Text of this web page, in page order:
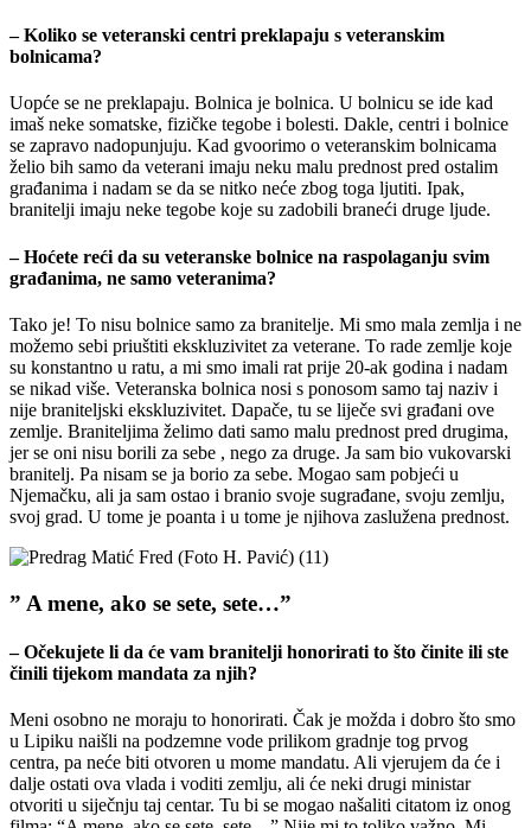
– Koliko se veteranski centri preklapaju s veteranskim
bolnicama?
Uopće se ne preklapaju. Bolnica je bolnica. U bolnicu se ide kad
imaš neke somatske, fizičke tegobe i bolesti. Dakle, centri i bolnice
se zapravo nadopunjuju. Kad gvoorimo o veteranskim bolnicama
želio bih samo da veterani imaju neku malu prednost pred ostalim
građanima i nadam se da se nitko neće zbog toga ljutiti. Ipak,
branitelji imaju neke tegobe koje su zadobili braneći druge ljude.
– Hoćete reći da su veteranske bolnice na raspolaganju svim
građanima, ne samo veteranima?
Tako je! To nisu bolnice samo za branitelje. Mi smo mala zemlja i ne
možemo sebi priuštiti ekskluzivitet za veterane. To rade zemlje koje
su konstantno u ratu, a mi smo imali rat prije 20-ak godina i nadam
se nikad više. Veteranska bolnica nosi s ponosom samo taj naziv i
nije braniteljski ekskluzivitet. Dapače, tu se liječe svi građani ove
zemlje. Braniteljima želimo dati samo malu prednost pred drugima,
jer se oni nisu borili za sebe , nego za druge. Ja sam bio vukovarski
branitelj. Pa nisam se ja borio za sebe. Mogao sam pobjeći u
Njemačku, ali ja sam ostao i branio svoje sugrađane, svoju zemlju,
svoj grad. U tome je poanta i u tome je njihova zaslužena prednost.
” A mene, ako se sete, sete…”
– Očekujete li da će vam branitelji honorirati to što činite ili ste
činili tijekom mandata za njih?
Meni osobno ne moraju to honorirati. Čak je možda i dobro što smo
u Lipiku naišli na podzemne vode prilikom gradnje tog prvog
centra, pa neće biti otvoren u mome mandatu. Ali vjerujem da će i
dalje ostati ova vlada i voditi zemlju, ali će neki drugi ministar
otvoriti u siječnju taj centar. Tu bi se mogao našaliti citatom iz onog